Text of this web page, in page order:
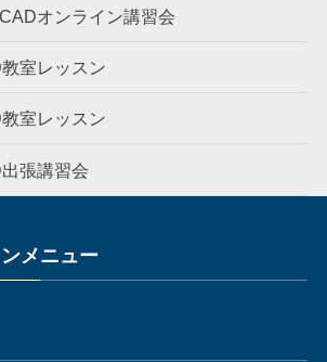
オンライン講習会
室レッスン
室レッスン
張講習会
メニュー